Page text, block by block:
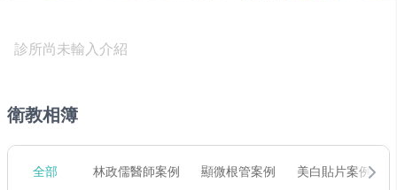
診所尚未輸入介紹
衛教相簿
全部 林政儒醫師案例 顯微根管案例 美白貼片案例